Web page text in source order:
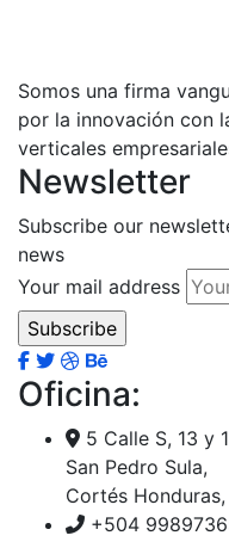
Somos una firma
por la innovación con
verticales
Newsletter
Subscribe our
news
Your mail address
Oficina:
5 Calle S, 13 y
San Pedro Sula,
Cortés Honduras,
+504